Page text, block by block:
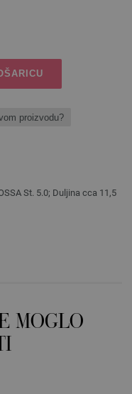
proizvodu?
St. 5.0; Duljina cca 11,5
MOGLO